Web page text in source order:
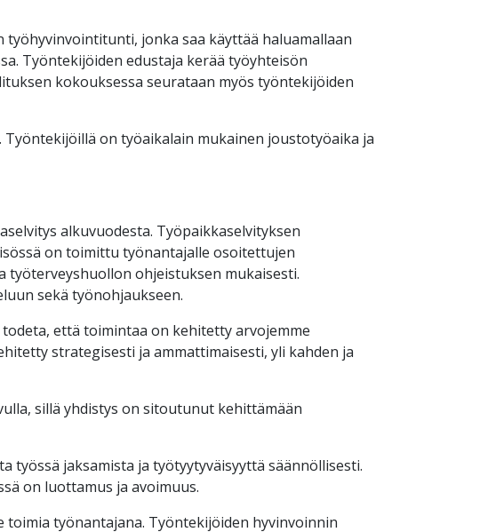
jonka saa käyttää haluamallaan
Työntekijöiden edustaja kerää työyhteisön
kokouksessa seurataan myös työntekijöiden
on työaikalain mukainen joustotyöaika ja
alkuvuodesta. Työpaikkaselvityksen
on toimittu työnantajalle osoitettujen
työterveyshuollon ohjeistuksen mukaisesti.
sekä työnohjaukseen.
että toimintaa on kehitetty arvojemme
strategisesti ja ammattimaisesti, yli kahden ja
sillä yhdistys on sitoutunut kehittämään
työssä jaksamista ja työtyytyväisyyttä säännöllisesti.
on luottamus ja avoimuus.
toimia työnantajana. Työntekijöiden hyvinvoinnin